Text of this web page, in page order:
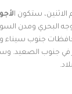
الاثنين، ستكون ا
البحري ومدن
جنوب سيناء
في جنوب الصعيد.